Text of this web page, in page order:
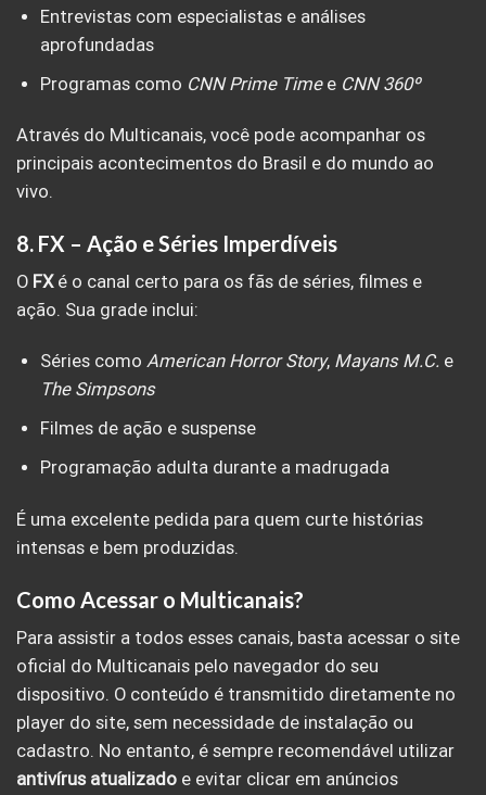
Entrevistas com especialistas e análises
aprofundadas
Programas como CNN Prime Timee CNN 360º
Através do Multicanais, você pode acompanhar os
principais acontecimentos do Brasil e do mundo ao
vivo.
8. FX – Ação e Séries Imperdíveis
O FXé o canal certo para os fãs de séries, filmes e
ação. Sua grade inclui:
Séries como American Horror Story, Mayans M.C. e
The Simpsons
Filmes de ação e suspense
Programação adulta durante a madrugada
É uma excelente pedida para quem curte histórias
intensas e bem produzidas.
Como Acessar o Multicanais?
Para assistir a todos esses canais, basta acessar o site
oficial do Multicanais pelo navegador do seu
dispositivo. O conteúdo é transmitido diretamente no
player do site, sem necessidade de instalação ou
cadastro. No entanto, é sempre recomendável utilizar
antivírus atualizado e evitar clicar em anúncios